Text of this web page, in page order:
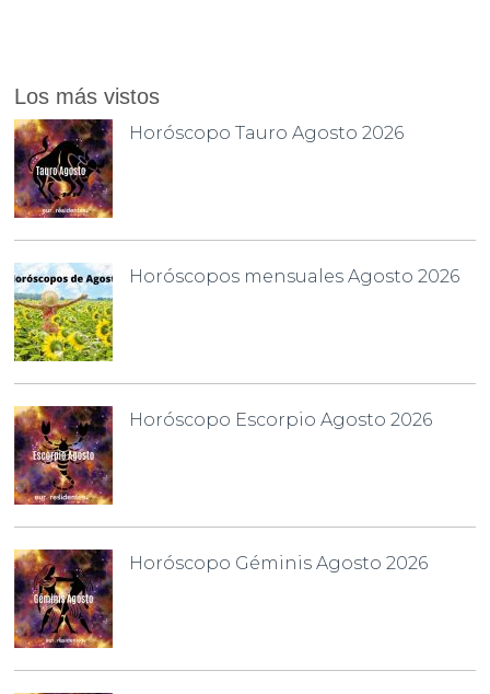
Los más vistos
Horóscopo Tauro Agosto 2026
Horóscopos mensuales Agosto 2026
Horóscopo Escorpio Agosto 2026
Horóscopo Géminis Agosto 2026